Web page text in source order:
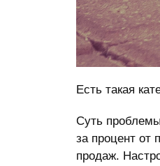
Есть такая
Суть
за процент от
продаж.